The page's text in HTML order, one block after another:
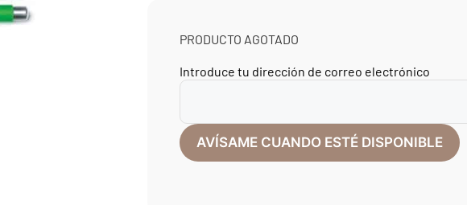
PRODUCTO AGOTADO
Introduce tu dirección de correo electrónico